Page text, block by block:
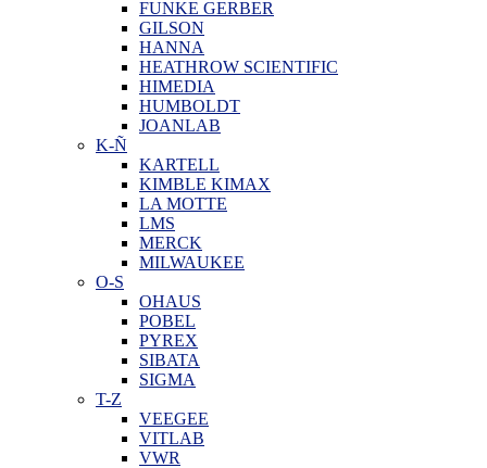
FUNKE GERBER
GILSON
HANNA
HEATHROW SCIENTIFIC
HIMEDIA
HUMBOLDT
JOANLAB
K-Ñ
KARTELL
KIMBLE KIMAX
LA MOTTE
LMS
MERCK
MILWAUKEE
O-S
OHAUS
POBEL
PYREX
SIBATA
SIGMA
T-Z
VEEGEE
VITLAB
VWR